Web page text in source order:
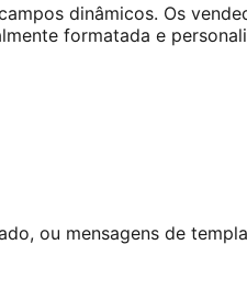
dinâmicos. Os
formatada e
ou mensagens de